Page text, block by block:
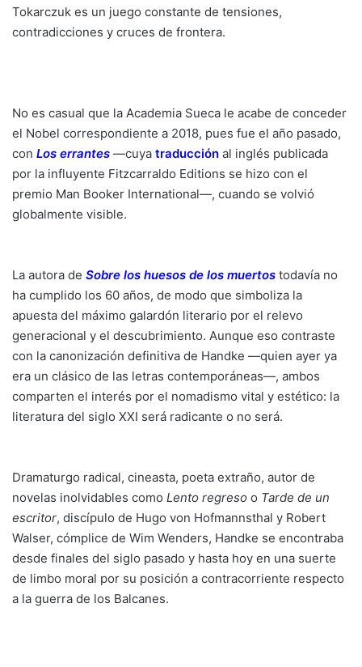
Tokarczuk es un juego constante de tensiones,
contradicciones y cruces de frontera.
No es casual que la Academia Sueca le acabe de conceder
el Nobel correspondiente a 2018, pues fue el año pasado,
con Los errantes —cuya traducción al inglés publicada
por la influyente Fitzcarraldo Editions se hizo con el
premio Man Booker International—, cuando se volvió
globalmente visible.
La autora de Sobre los huesos de los muertos todavía no
ha cumplido los 60 años, de modo que simboliza la
apuesta del máximo galardón literario por el relevo
generacional y el descubrimiento. Aunque eso contraste
con la canonización definitiva de Handke —quien ayer ya
era un clásico de las letras contemporáneas—, ambos
comparten el interés por el nomadismo vital y estético: la
literatura del siglo XXI será radicante o no será.
Dramaturgo radical, cineasta, poeta extraño, autor de
novelas inolvidables como Lento regreso o Tarde de un
escritor, discípulo de Hugo von Hofmannsthal y Robert
Walser, cómplice de Wim Wenders, Handke se encontraba
desde finales del siglo pasado y hasta hoy en una suerte
de limbo moral por su posición a contracorriente respecto
a la guerra de los Balcanes.